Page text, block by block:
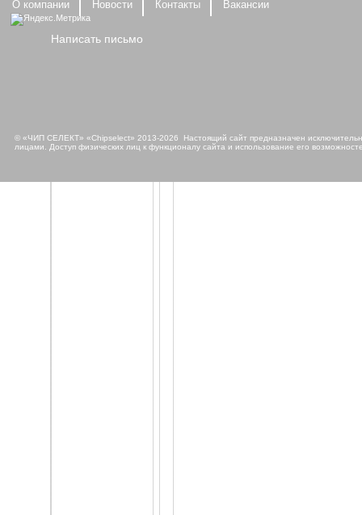
О компании Новости Контакты Вакансии
Написать письмо
© «ЧИП СЕЛЕКТ» «Chipselect» 2013-2026 Настоящий сайт предназначен
лицами. Доступ физических лиц к функционалу сайта и использование его